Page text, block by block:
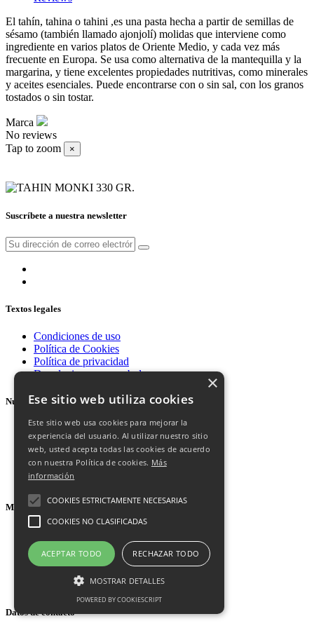
El tahín, tahina o tahini ,es una pasta hecha a partir de semillas de
sésamo (también llamado ajonjolí) molidas que interviene como
ingrediente en varios platos de Oriente Medio, y cada vez más
frecuente en Europa. Se usa como alternativa de la mantequilla y la
margarina, y tiene excelentes propiedades nutritivas, como minerales
y aceites esenciales. Puede encontrarse con o sin sal, con los granos
tostados o sin tostar.
Marca
No reviews
Tap to zoom
×
Suscríbete a nuestra newsletter
Textos legales
Condiciones de uso
Política de Cookies
Política de privacidad
Devoluciones y reembolsos
Nuevos productos
Ofertas
Novedades
Los más vendidos
Brands
Proveedores
Mi cuenta
Mi cuenta
Datos personales
Direcciones
Datos de contacto
×
Ese sitio web utiliza cookies
Este sitio web usa cookies para mejorar la
experiencia del usuario. Al utilizar nuestro sitio
web, usted acepta todas las cookies de acuerdo
con nuestra Política de cookies. Más
información
COOKIES ESTRICTAMENTE NECESARIAS
COOKIES NO CLASIFICADAS
ACEPTAR TODO RECHAZAR TODO
MOSTRAR DETALLES
POWERED BY COOKIESCRIPT